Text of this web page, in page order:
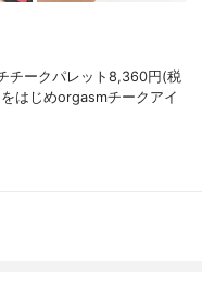
チークパレット8,360円(税
はじめorgasmチークアイ